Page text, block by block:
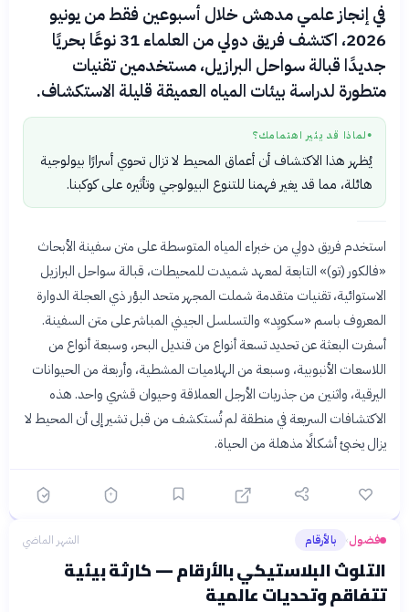
في إنجاز علمي مدهش خلال أسبوعين فقط من يونيو
2026، اكتشف فريق دولي من العلماء 31 نوعًا بحريًا
جديدًا قبالة سواحل البرازيل، مستخدمين تقنيات
متطورة لدراسة بيئات المياه العميقة قليلة الاستكشاف.
● لماذا قد يثير اهتمامك؟
يُظهر هذا الاكتشاف أن أعماق المحيط لا تزال تحوي أسرارًا بيولوجية
هائلة، مما قد يغير فهمنا للتنوع البيولوجي وتأثيره على كوكبنا.
استخدم فريق دولي من خبراء المياه المتوسطة على متن سفينة الأبحاث
«فالكور (تو)» التابعة لمعهد شميدت للمحيطات، قبالة سواحل البرازيل
الاستوائية، تقنيات متقدمة شملت المجهر متحد البؤر ذي العجلة الدوارة
المعروف باسم «سكويِد» والتسلسل الجيني المباشر على متن السفينة.
أسفرت البعثة عن تحديد تسعة أنواع من قنديل البحر، وسبعة أنواع من
اللاسعات الأنبوبية، وسبعة من الهلاميات المشطية، وأربعة من الحيوانات
اليرقية، واثنين من جذريات الأرجل العملاقة وحيوان قشري واحد. هذه
الاكتشافات السريعة في منطقة لم تُستكشف من قبل تشير إلى أن المحيط لا
يزال يخبئ أشكالًا مذهلة من الحياة.
فضول› بالأرقام الشهر الماضي
التلوث البلاستيكي بالأرقام — كارثة بيئية
تتفاقم وتحديات عالمية